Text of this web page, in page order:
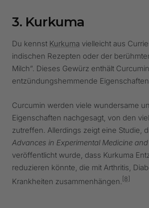
3. Kurkuma
Du kennst Kurkuma vielleicht aus
indischen Rezepten oder der
Milch”. Dieses Gewürz enthält
entzündungshemmende
Curcumin werden viele wundersame
Eigenschaften nachgesagt, von den
zutreffen. Allerdings zeigt eine Studie,
Advances in Experimental Medicine
veröffentlicht wurde, dass Kurkuma
reduzieren könnte, die mit Arthritis,
Krankheiten zusammenhängen. [8]